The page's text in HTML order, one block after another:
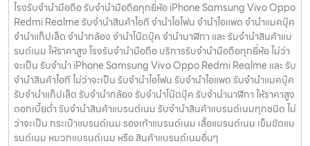
โรงรับจำนำมือถือ รับจำนำมือถือทุกยี่ห้อ iPhone Samsung Vivo Oppo
Redmi Realme รับจำนำสินค้าไอที จำนำไอโฟน จำนำไอแพด จำนำแมคบุ๊ค
จำนำแท็ปเล็ต จำนำกล้อง จำนำโน๊ตบุ๊ค จำนำนาฬิกา และ รับจำนำสินค้าแบ
รนด์เนม ให้ราคาสูง โรงรับจำนำมือถือ บริการรับจำนำมือถือทุกยี่ห้อ ไม่ว่า
จะเป็น รับจำนำ iPhone Samsung Vivo Oppo Redmi Realme และ รับ
จำนำสินค้าไอที ไม่ว่าจะเป็น รับจำนำไอโฟน รับจำนำไอแพด รับจำนำแมคบุ๊ค
รับจำนำแท็ปเล็ต รับจำนำกล้อง รับจำนำโน๊ตบุ๊ค รับจำนำนาฬิกา ให้ราคาสูง
ดอกเบี้ยต่ำ รับจำนำสินค้าแบรนด์เนม รับจำนำสินค้าแบรนด์เนมทุกชนิด ไม่
ว่าจะเป็น กระเป๋าแบรนด์เนม รองเท้าแบรนด์เนม เสื้อแบรนด์เนม เข็มขัดแบ
รนด์เนม หมวกแบรนด์เนม หรือ สินค้าแบรนด์เนมอื่นๆ